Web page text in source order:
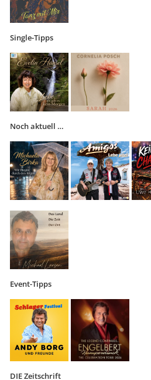
Single-Tipps
Noch aktuell …
Event-Tipps
DIE Zeitschrift